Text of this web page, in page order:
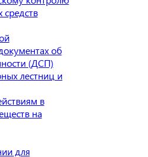
средств
об
(ДСП)
лестниц и
в
на
для